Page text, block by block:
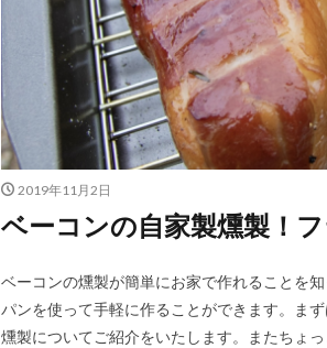
2019年11月2日
ベーコンの自家製燻製！
ベーコンの燻製が簡単にお家で作れることを
パンを使って手軽に作ることができます。ま
燻製についてご紹介をいたします。またちょ